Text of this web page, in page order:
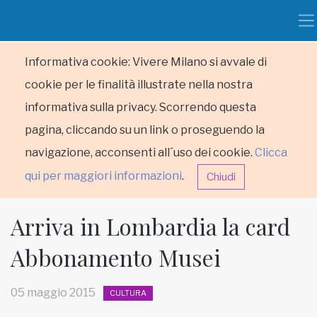
Informativa cookie: Vivere Milano si avvale di
cookie per le finalità illustrate nella nostra
informativa sulla privacy. Scorrendo questa
pagina, cliccando su un link o proseguendo la
navigazione, acconsenti all´uso dei cookie. Clicca
qui per maggiori informazioni. Chiudi
HOME
Arriva in Lombardia la card
Abbonamento Musei
05 maggio 2015 CULTURA